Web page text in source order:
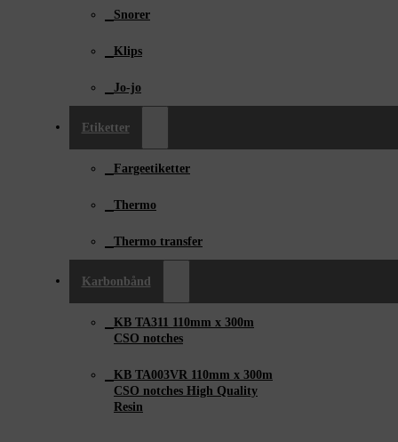
Snorer
Klips
Jo-jo
Etiketter
Fargeetiketter
Thermo
Thermo transfer
Karbonbånd
KB TA311 110mm x ­300m
CSO notches
KB TA003VR 110mm x 300m
CSO notches High Quality
Resin